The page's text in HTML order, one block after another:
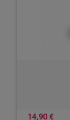
14,90 €